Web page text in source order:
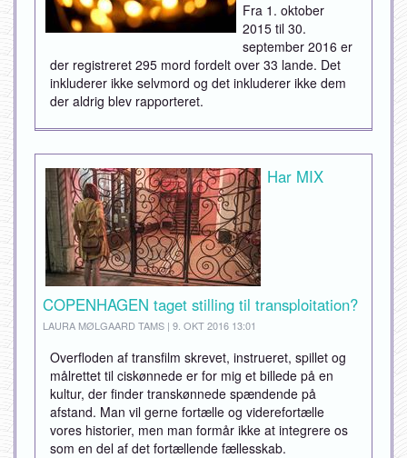
Fra 1. oktober
2015 til 30.
september 2016 er
der registreret 295 mord fordelt over 33 lande. Det
inkluderer ikke selvmord og det inkluderer ikke dem
der aldrig blev rapporteret.
Har MIX
COPENHAGEN taget stilling til transploitation?
LAURA MØLGAARD TAMS | 9. OKT 2016 13:01
Overfloden af transfilm skrevet, instrueret, spillet og
målrettet til ciskønnede er for mig et billede på en
kultur, der finder transkønnede spændende på
afstand. Man vil gerne fortælle og viderefortælle
vores historier, men man formår ikke at integrere os
som en del af det fortællende fællesskab.